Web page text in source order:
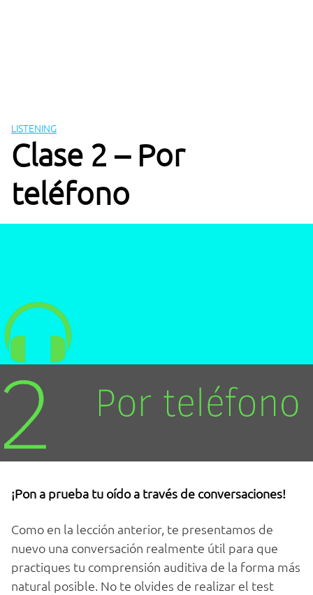
LISTENING
Clase 2 – Por
teléfono
¡Pon a prueba tu oído a través de conversaciones!
Como en la lección anterior, te presentamos de
nuevo una conversación realmente útil para que
practiques tu comprensión auditiva de la forma más
natural posible. No te olvides de realizar el test